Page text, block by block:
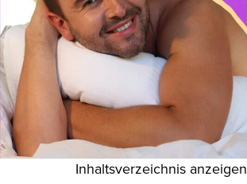
Inhaltsverzeichnis anzeigen